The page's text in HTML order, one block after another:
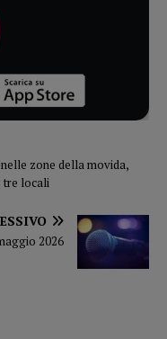
zone della movida,